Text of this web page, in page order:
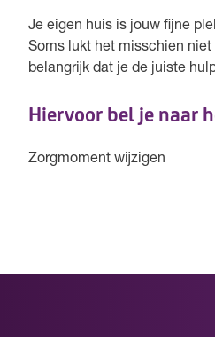
Je eigen huis is jouw fijne
Soms lukt het misschien
belangrijk dat je de juiste
Hiervoor bel je naar
Zorgmoment wijzigen